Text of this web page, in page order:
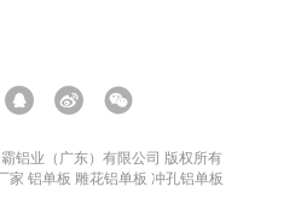
霸铝业（广东）有限公司 版权所有
家 铝单板 雕花铝单板 冲孔铝单板